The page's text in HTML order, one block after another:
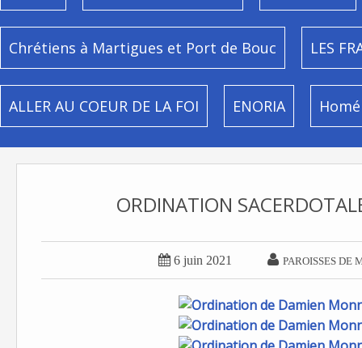
Chrétiens à Martigues et Port de Bouc LES
ALLER AU COEUR DE LA FOI ENORIA
ORDINATION
 6 juin 2021  PAROISSES DE